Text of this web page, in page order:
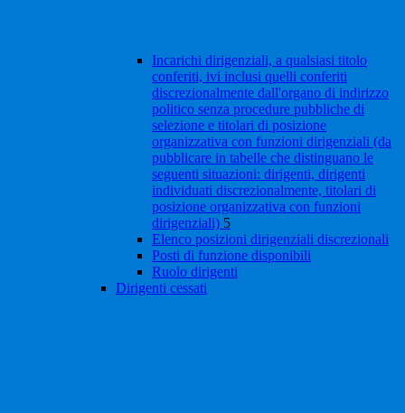
Incarichi dirigenziali, a qualsiasi titolo
conferiti, ivi inclusi quelli conferiti
discrezionalmente dall'organo di indirizzo
politico senza procedure pubbliche di
selezione e titolari di posizione
organizzativa con funzioni dirigenziali (da
pubblicare in tabelle che distinguano le
seguenti situazioni: dirigenti, dirigenti
individuati discrezionalmente, titolari di
posizione organizzativa con funzioni
dirigenziali) 5
Elenco posizioni dirigenziali discrezionali
Posti di funzione disponibili
Ruolo dirigenti
Dirigenti cessati